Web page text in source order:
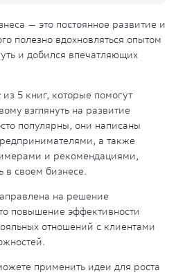
— это постоянное развитие и
полезно вдохновляться опытом
и добился впечатляющих
5 книг, которые помогут
взглянуть на развитие
популярны, они написаны
а также
и рекомендациями,
в своем бизнесе.
на решение
повышение эффективности
отношений с клиентами
применить идеи для роста